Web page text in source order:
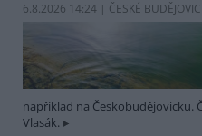
6.8.2026 14:24 | ČESKÉ
například na Českobudějovicku.
Vlasák.